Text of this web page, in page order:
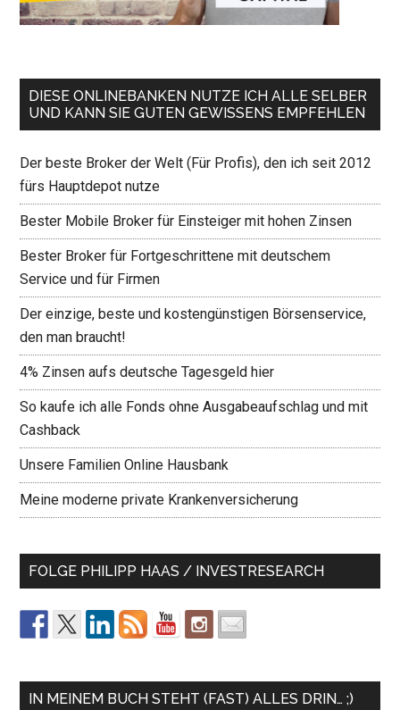
DIESE ONLINEBANKEN NUTZE ICH ALLE SELBER
UND KANN SIE GUTEN GEWISSENS EMPFEHLEN
Der beste Broker der Welt (Für Profis), den ich seit 2012
fürs Hauptdepot nutze
Bester Mobile Broker für Einsteiger mit hohen Zinsen
Bester Broker für Fortgeschrittene mit deutschem
Service und für Firmen
Der einzige, beste und kostengünstigen Börsenservice,
den man braucht!
4% Zinsen aufs deutsche Tagesgeld hier
So kaufe ich alle Fonds ohne Ausgabeaufschlag und mit
Cashback
Unsere Familien Online Hausbank
Meine moderne private Krankenversicherung
FOLGE PHILIPP HAAS / INVESTRESEARCH
IN MEINEM BUCH STEHT (FAST) ALLES DRIN… ;)